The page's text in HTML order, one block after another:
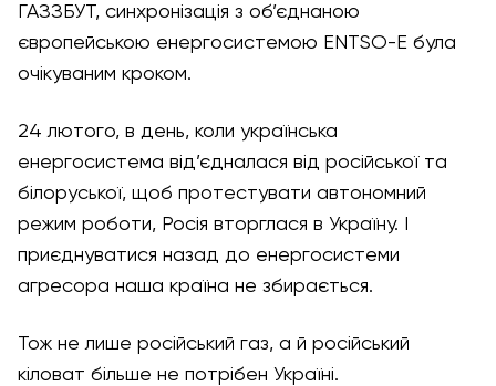
ГАЗЗБУТ, синхронізація з об’єднаною
європейською енергосистемою ENTSO-E була
очікуваним кроком.
24 лютого, в день, коли українська
енергосистема від’єдналася від російської та
білоруської, щоб протестувати автономний
режим роботи, Росія вторглася в Україну. І
приєднуватися назад до енергосистеми
агресора наша країна не збирається.
Тож не лише російський газ, а й російський
кіловат більше не потрібен Україні.